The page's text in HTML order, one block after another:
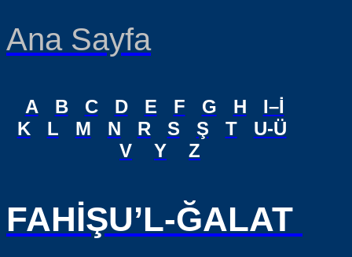
Ana Sayfa
A B C D E F G H
I–İ
K
L M N R S Ş T
U-Ü
V
Y Z
FAHİŞU’L-ĞALAT